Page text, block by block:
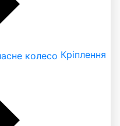
Кріплення